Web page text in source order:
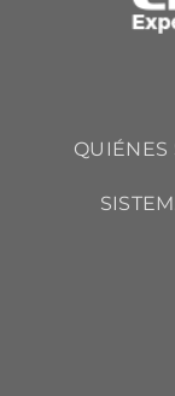
QUIÉNES